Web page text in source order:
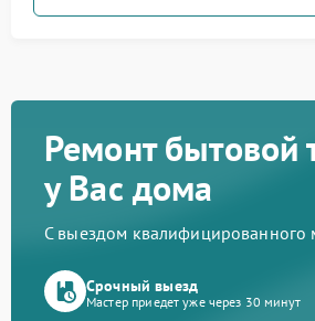
Ремонт бытовой
у Вас дома
С выездом квалифицированного
Срочный выезд
Мастер приедет уже через 30 минут